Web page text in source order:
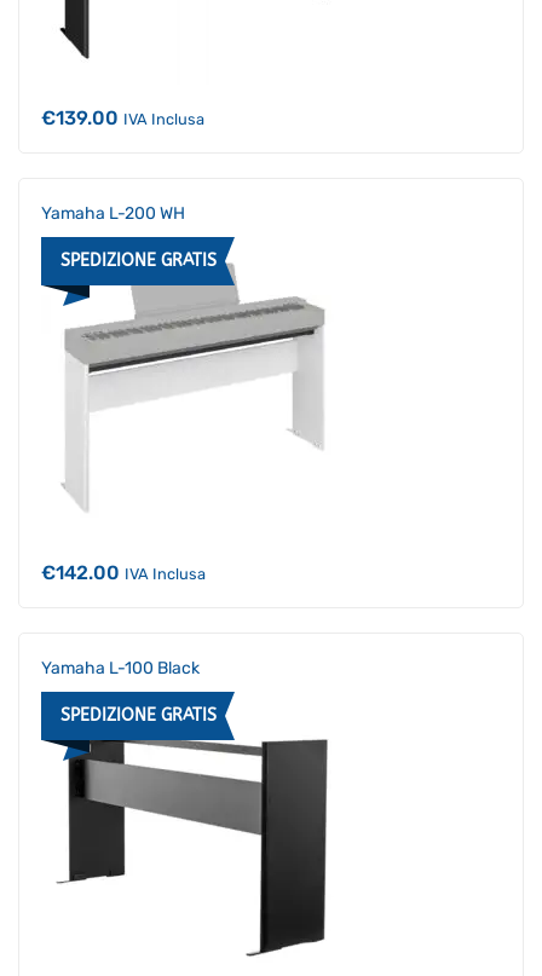
€139.00 IVA Inclusa
Yamaha L-200 WH
SPEDIZIONE GRATIS
€142.00 IVA Inclusa
Yamaha L-100 Black
SPEDIZIONE GRATIS